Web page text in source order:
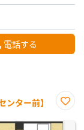
電話する
ター前】
に入